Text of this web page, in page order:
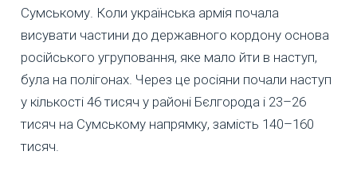
Сумському. Коли українська армія почала
висувати частини до державного кордону основа
російського угруповання, яке мало йти в наступ,
була на полігонах. Через це росіяни почали наступ
у кількості 46 тисяч у районі Бєлгорода і 23–26
тисяч на Сумському напрямку, замість 140–160
тисяч.